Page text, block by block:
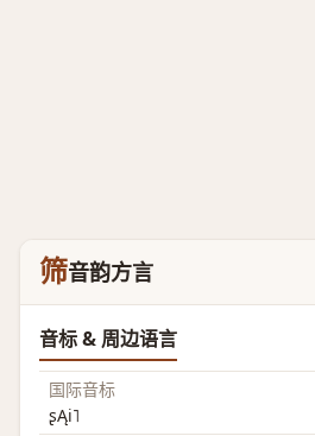
筛音韵方言
音标 & 周边语言
国际音标
ʂĄi˥